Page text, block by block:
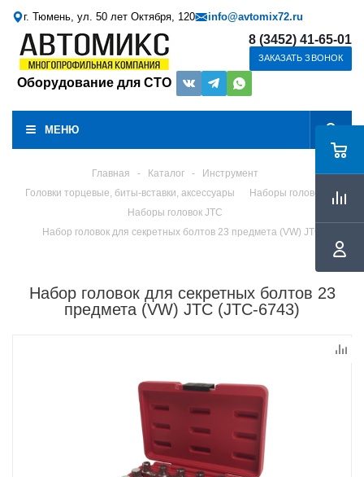
г. Тюмень, ул. 50 лет Октября, 120 info@avtomix72.ru
Оборудование для СТО
8 (3452) 41-65-01
ЗАКАЗАТЬ ЗВОНОК
МЕНЮ
Главная - Каталог -
Инструмент
Головки торцевые, биты-вставки, аксессуары
Наборы головок
Наборы головок JTC
Набор головок для секретных болтов 23 предмета (VW) JTC
Набор головок для секретных болтов 23
предмета (VW) JTC (JTC-6743)